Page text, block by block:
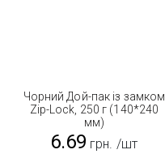
Чорний Дой-пак із замком
Zip-Lock, 250 г (140*240
мм)
6.69 грн. /шт